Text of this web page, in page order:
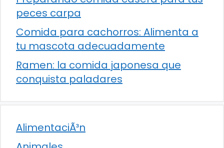
peces carpa
Comida para cachorros: Alimenta a
tu mascota adecuadamente
Ramen: la comida japonesa que
conquista paladares
AlimentaciÃ³n